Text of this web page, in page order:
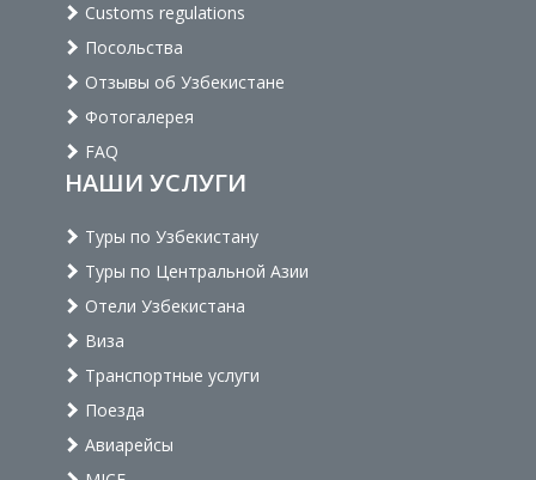
Customs regulations
Посольства
Отзывы об Узбекистане
Фотогалерея
FAQ
НАШИ УСЛУГИ
Туры по Узбекистану
Туры по Центральной Азии
Отели Узбекистана
Виза
Транспортные услуги
Поезда
Авиарейсы